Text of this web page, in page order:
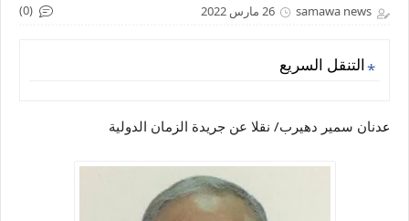
samawa news 26 مارس 2022 (0)
التنقل السريع
عدنان سمير دهيرب/ نقلا عن جريدة الزمان الدولية